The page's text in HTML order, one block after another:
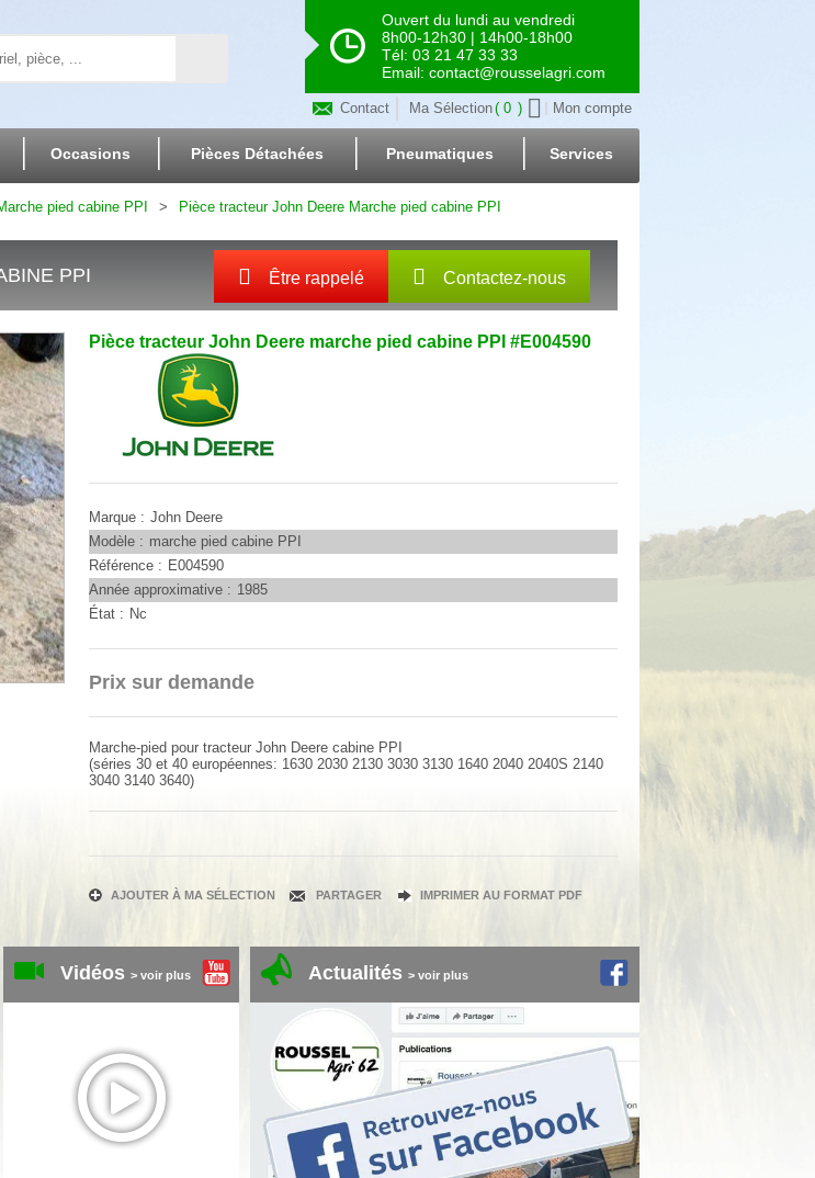
Ouvert du lundi au vendredi
8h00-12h30 | 14h00-18h00
Tél: 03 21 47 33 33
Email: contact@rousselagri.com
Contact Ma Sélection 0 Mon compte
Occasions Pièces Détachées Pneumatiques Services
pied cabine PPI Pièce tracteur John Deere Marche pied cabine PPI
PPI Être rappelé Contactez-nous
Pièce tracteur John Deere marche pied cabine PPI #E004590
Prix sur demande
AJOUTER À MA SÉLECTION PARTAGER IMPRIMER AU FORMAT PDF
Marche-pied pour tracteur John Deere cabine PPI
(séries 30 et 40 européennes: 1630 2030 2130 3030 3130 1640 2040 2040S 2140
3040 3140 3640)
Marque
John Deere
Modèle
marche pied cabine PPI
Référence
E004590
Année approximative
1985
État
Nc
Vidéos > voir plus Actualités > voir plus